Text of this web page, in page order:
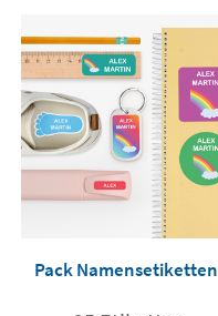
Pack Namensetiketten